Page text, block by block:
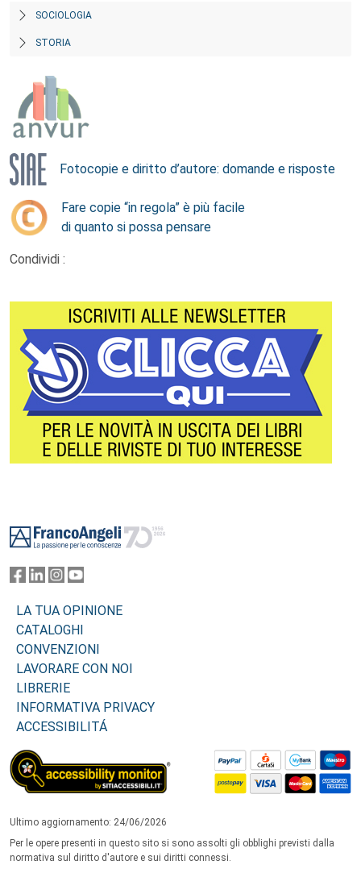
SOCIOLOGIA
STORIA
Fotocopie e diritto d’autore: domande e risposte
Fare copie “in regola” è più facile
di quanto si possa pensare
Condividi :
LA TUA OPINIONE
CATALOGHI
CONVENZIONI
LAVORARE CON NOI
LIBRERIE
INFORMATIVA PRIVACY
ACCESSIBILITÁ
Ultimo aggiornamento: 24/06/2026
Per le opere presenti in questo sito si sono assolti gli obblighi previsti dalla
normativa sul diritto d'autore e sui diritti connessi.